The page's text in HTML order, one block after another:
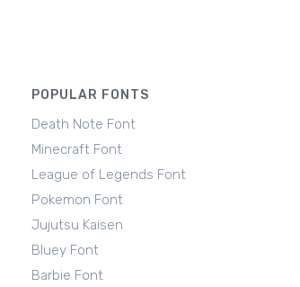
POPULAR FONTS
Death Note Font
Minecraft Font
League of Legends Font
Pokemon Font
Jujutsu Kaisen
Bluey Font
Barbie Font